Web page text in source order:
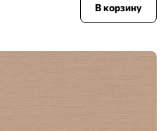
В корзину